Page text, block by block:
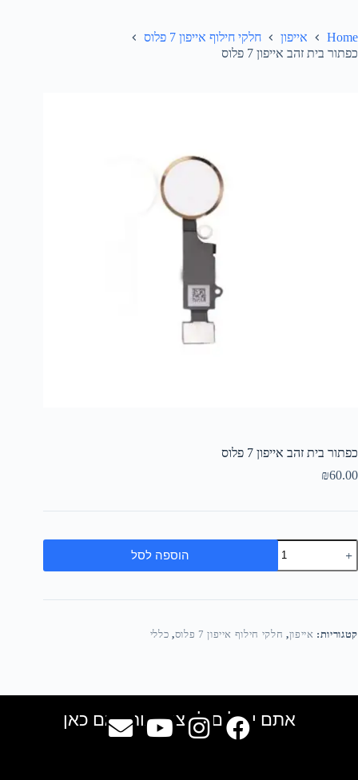
Home אייפון
חלקי חילוף אייפון 7 פלוס
כפתור בית זהב אייפון 7 פלוס
כפתור בית זהב אייפון 7 פלוס
₪60.00
הוספה לסל
קטגוריות: אייפון, חלקי חילוף אייפון 7 פלוס , כללי
אתם יכולים למצוא אותנו גם כאן